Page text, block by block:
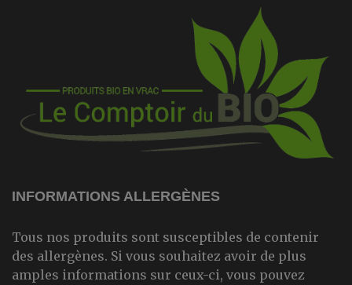
INFORMATIONS ALLERGÈNES
Tous nos produits sont susceptibles de contenir
des allergènes. Si vous souhaitez avoir de plus
amples informations sur ceux-ci, vous pouvez